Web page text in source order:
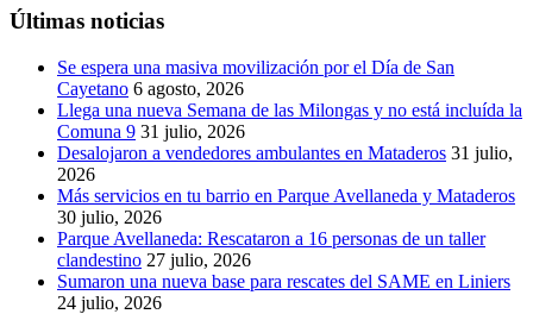
Últimas noticias
Se espera una masiva movilización por el Día de San
Cayetano 6 agosto, 2026
Llega una nueva Semana de las Milongas y no está incluída la
Comuna 9 31 julio, 2026
Desalojaron a vendedores ambulantes en Mataderos 31 julio,
2026
Más servicios en tu barrio en Parque Avellaneda y Mataderos
30 julio, 2026
Parque Avellaneda: Rescataron a 16 personas de un taller
clandestino 27 julio, 2026
Sumaron una nueva base para rescates del SAME en Liniers
24 julio, 2026